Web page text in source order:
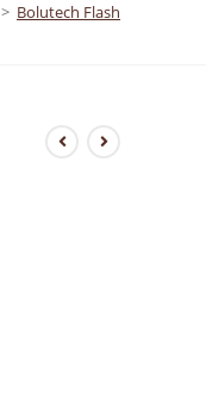
> Bolutech Flash